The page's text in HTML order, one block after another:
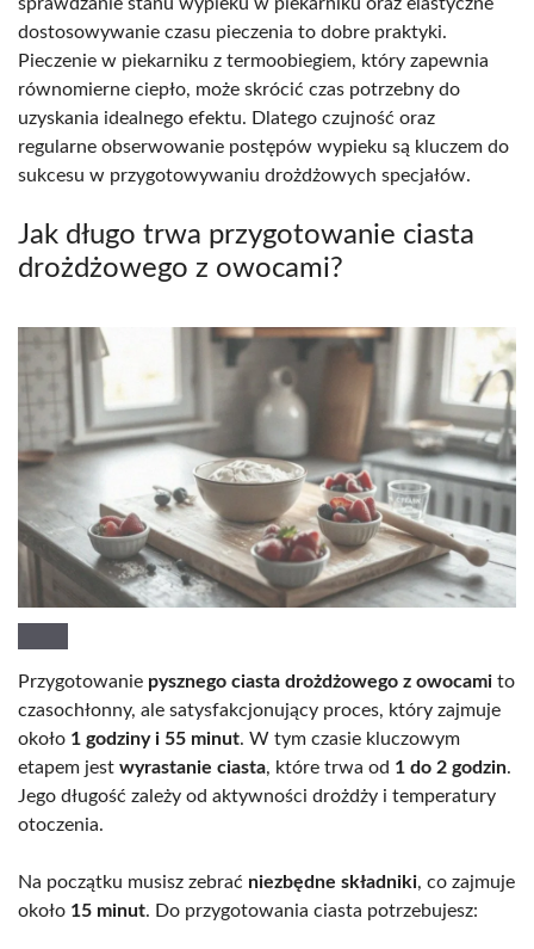
dostosowywanie czasu pieczenia to dobre praktyki.
Pieczenie w piekarniku z termoobiegiem, który zapewnia
równomierne ciepło, może skrócić czas potrzebny do
uzyskania idealnego efektu. Dlatego czujność oraz
regularne obserwowanie postępów wypieku są kluczem do
sukcesu w przygotowywaniu drożdżowych specjałów.
Jak długo trwa przygotowanie ciasta
drożdżowego z owocami?
Przygotowanie pysznego ciasta drożdżowego z owocami to
czasochłonny, ale satysfakcjonujący proces, który zajmuje
około 1 godziny i 55 minut. W tym czasie kluczowym
etapem jest wyrastanie ciasta, które trwa od 1 do 2 godzin.
Jego długość zależy od aktywności drożdży i temperatury
otoczenia.
Na początku musisz zebrać niezbędne składniki, co zajmuje
około 15 minut. Do przygotowania ciasta potrzebujesz: